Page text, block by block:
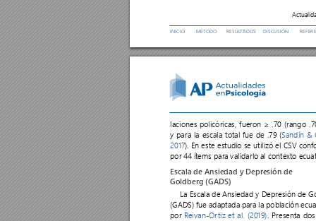
INICIO METODO RESULTADOS DISCUSIÓN
laciones policóricas, fueron ≥ .70 (rango
y para la escala total fue de .79 (Sandín &
2017). En este estudio se utilizó el CSV
por 44 ítems para validarlo al contexto ecuat
Escala de Ansiedad y Depresión de
Goldberg (GADS)
La Escala de Ansiedad y Depresión de
(GADS) fue adaptada para la población
por Reivan-Ortiz et al. (2019). Presenta